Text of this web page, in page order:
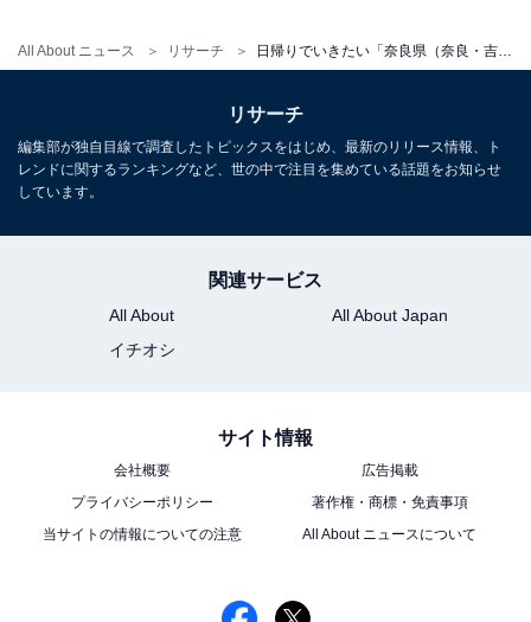
All About ニュース リサーチ
リサーチ
編集部が独自目線で調査したトピックスをはじめ、最新のリリース情報、ト
レンドに関するランキングなど、世の中で注目を集めている話題をお知らせ
しています。
関連サービス
All About
All About Japan
イチオシ
サイト情報
会社概要
広告掲載
プライバシーポリシー
著作権・商標・免責事項
当サイトの情報についての注意
All About ニュースについて